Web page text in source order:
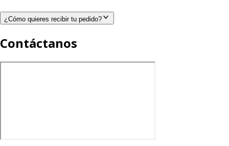
¿Cómo quieres recibir tu pedido?
Contáctanos